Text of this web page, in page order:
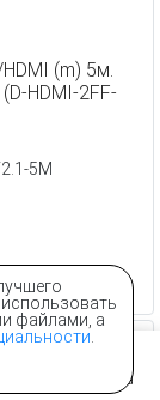
файлами, а
(m) 5м.
HDMI-2FF-
5M
Корзина